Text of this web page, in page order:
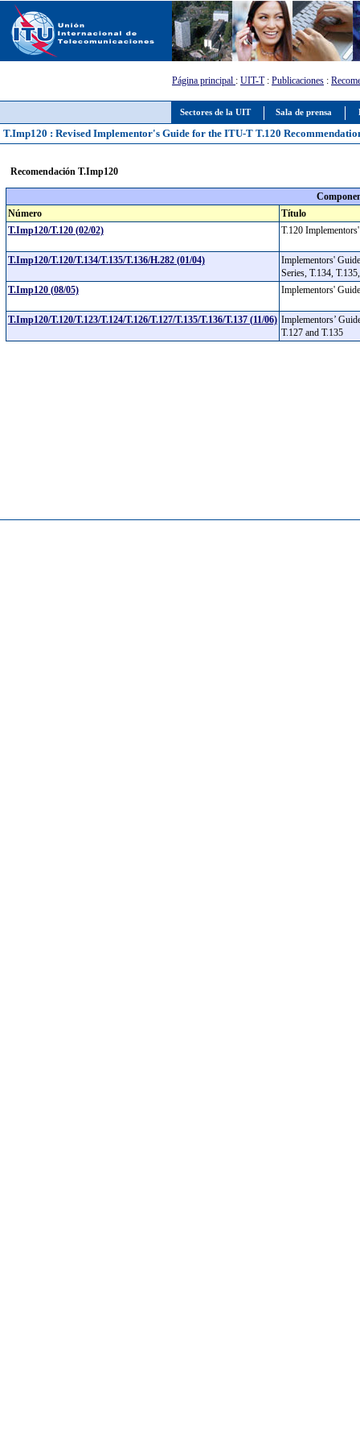
Sectores de la UIT Sala de prensa
Página principal : UIT-T: Publicaciones :
T.Imp120 : Revised Implementor's Guide for the ITU-T T.120
Recomendación T.Imp120
Número
Título
T.Imp120/T.120 (02/02)
T.120
T.Imp120/T.120/T.134/T.135/T.136/H.282 (01/04)
Implementors'
Series, T.134,
T.Imp120 (08/05)
Implementors'
T.Imp120/T.120/T.123/T.124/T.126/T.127/T.135/T.136/T.137 (11/06) Implementors’
T.127 and T.135